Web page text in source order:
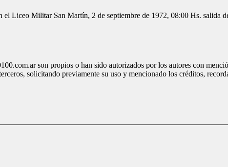
el Liceo Militar San Martín, 2 de septiembre de 1972, 08:00 Hs. salida
son propios o han sido autorizados por los autores con
solicitando previamente su uso y mencionado los créditos,